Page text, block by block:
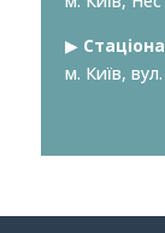
▶︎
м. Київ,